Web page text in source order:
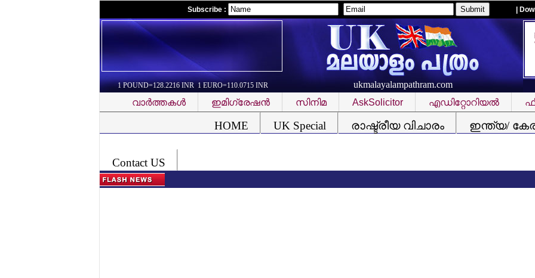
Subscribe : |
1 POUND=128.2216 INR 1 EURO=110.0715 INR ukmalayalampathram.com
വാര്‍ത്തകള്‍ ഇമിഗ്രേഷന്‍ സിനിമ AskSolicitor എഡിറ്റോറിയല്‍
HOME UK Special രാഷ്ട്രീയ വിചാരം
ഇന്ത്യ/
Contact US